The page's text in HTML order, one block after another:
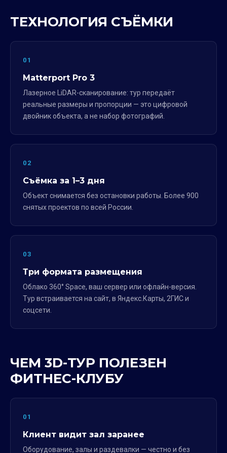
ТЕХНОЛОГИЯ СЪЁМКИ
01
Matterport Pro 3
Лазерное LiDAR-сканирование: тур передаёт
реальные размеры и пропорции — это цифровой
двойник объекта, а не набор фотографий.
02
Съёмка за 1–3 дня
Объект снимается без остановки работы. Более 900
снятых проектов по всей России.
03
Три формата размещения
Облако 360° Space, ваш сервер или офлайн-версия.
Тур встраивается на сайт, в Яндекс.Карты, 2ГИС и
соцсети.
ЧЕМ 3D-ТУР ПОЛЕЗЕН
ФИТНЕС-КЛУБУ
01
Клиент видит зал заранее
Оборудование, залы и раздевалки — честно и без